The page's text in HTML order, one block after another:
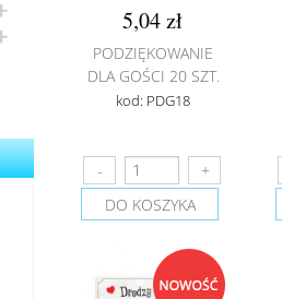
5,04 zł
PODZIĘKOWANIE
DLA GOŚCI 20 SZT.
kod: PDG18
DO KOSZYKA